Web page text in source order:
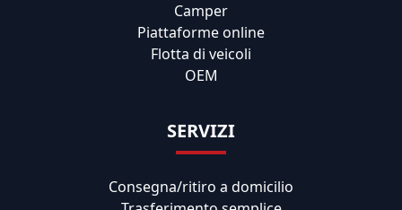
Camper
Piattaforme online
Flotta di veicoli
OEM
SERVIZI
Consegna/ritiro a domicilio